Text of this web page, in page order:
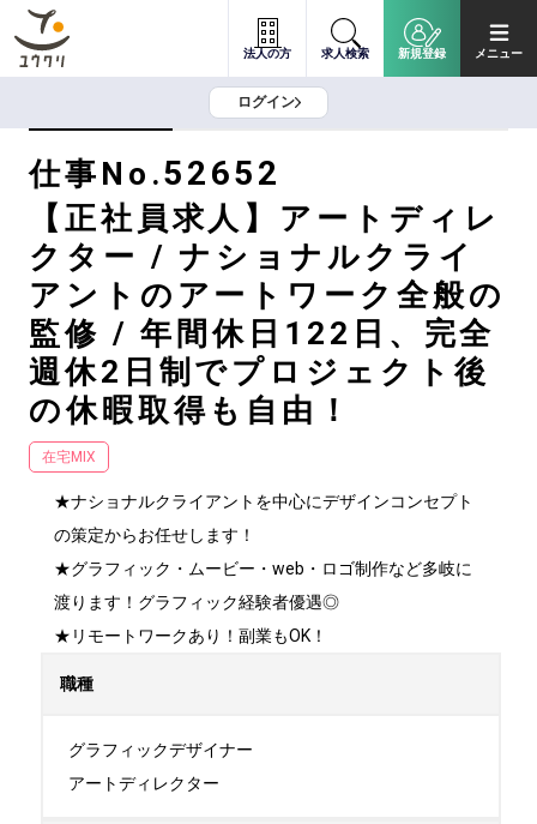
法人の方 求人検索 新規登録 メニュー
ログイン
仕事No.52652
【正社員求人】アートディレ
クター / ナショナルクライ
アントのアートワーク全般の
監修 / 年間休日122日、完全
週休2日制でプロジェクト後
の休暇取得も自由！
在宅MIX
★ナショナルクライアントを中心にデザインコンセプト
の策定からお任せします！
★グラフィック・ムービー・web・ロゴ制作など多岐に
渡ります！グラフィック経験者優遇◎
★リモートワークあり！副業もOK！
職種
グラフィックデザイナー
アートディレクター